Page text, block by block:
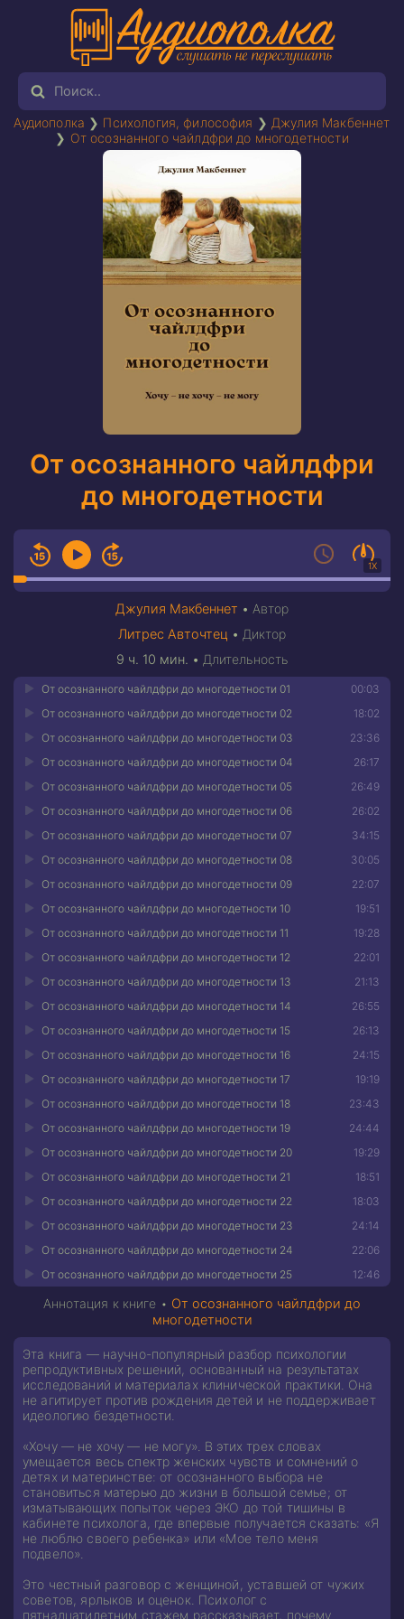
Аудиополка ❯ Психология, философия ❯ Джулия Макбеннет
❯ От осознанного чайлдфри до многодетности
От осознанного чайлдфри
до многодетности
1X
Джулия Макбеннет • Автор
Литрес Авточтец • Диктор
9 ч. 10 мин. • Длительность
00:03
От осознанного чайлдфри до многодетности 01
18:02
От осознанного чайлдфри до многодетности 02
23:36
От осознанного чайлдфри до многодетности 03
26:17
От осознанного чайлдфри до многодетности 04
26:49
От осознанного чайлдфри до многодетности 05
26:02
От осознанного чайлдфри до многодетности 06
34:15
От осознанного чайлдфри до многодетности 07
30:05
От осознанного чайлдфри до многодетности 08
22:07
От осознанного чайлдфри до многодетности 09
19:51
От осознанного чайлдфри до многодетности 10
19:28
От осознанного чайлдфри до многодетности 11
22:01
От осознанного чайлдфри до многодетности 12
21:13
От осознанного чайлдфри до многодетности 13
26:55
От осознанного чайлдфри до многодетности 14
26:13
От осознанного чайлдфри до многодетности 15
24:15
От осознанного чайлдфри до многодетности 16
19:19
От осознанного чайлдфри до многодетности 17
23:43
От осознанного чайлдфри до многодетности 18
24:44
От осознанного чайлдфри до многодетности 19
19:29
От осознанного чайлдфри до многодетности 20
18:51
От осознанного чайлдфри до многодетности 21
18:03
От осознанного чайлдфри до многодетности 22
24:14
От осознанного чайлдфри до многодетности 23
22:06
От осознанного чайлдфри до многодетности 24
12:46
От осознанного чайлдфри до многодетности 25
Аннотация к книге • От осознанного чайлдфри до
многодетности
Эта книга — научно-популярный разбор психологии
репродуктивных решений, основанный на результатах
исследований и материалах клинической практики. Она
не агитирует против рождения детей и не поддерживает
идеологию бездетности.
«Хочу — не хочу — не могу». В этих трех словах
умещается весь спектр женских чувств и сомнений о
детях и материнстве: от осознанного выбора не
становиться матерью до жизни в большой семье; от
изматывающих попыток через ЭКО до той тишины в
кабинете психолога, где впервые получается сказать: «Я
не люблю своего ребенка» или «Мое тело меня
подвело».
Это честный разговор с женщиной, уставшей от чужих
советов, ярлыков и оценок. Психолог с
пятнадцатилетним стажем рассказывает, почему